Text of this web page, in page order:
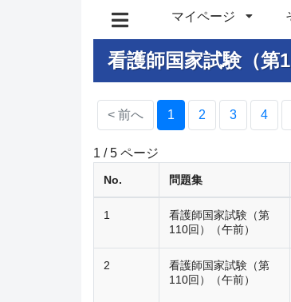
マイページ
看護師国家試験（第
< 前へ 1 (current)
2 3 4
1 / 5 ページ
No. 問題集
1
看護師国家試験（第
110回）（午前）
2
看護師国家試験（第
110回）（午前）